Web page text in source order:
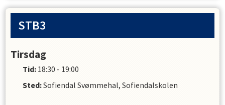
STB3
Tirsdag
Tid: 18:30 - 19:00
Sted:Sofiendal Svømmehal, Sofiendalskolen